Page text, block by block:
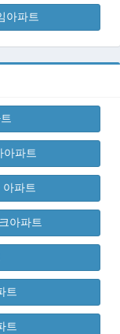
아파트
아파트
아파트
아파트
트
트